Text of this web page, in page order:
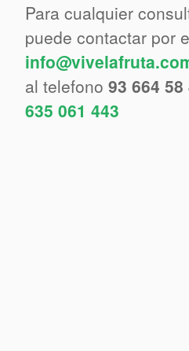
Para cualquier
puede contactar por
al telefono 93 664 58
635 061 443